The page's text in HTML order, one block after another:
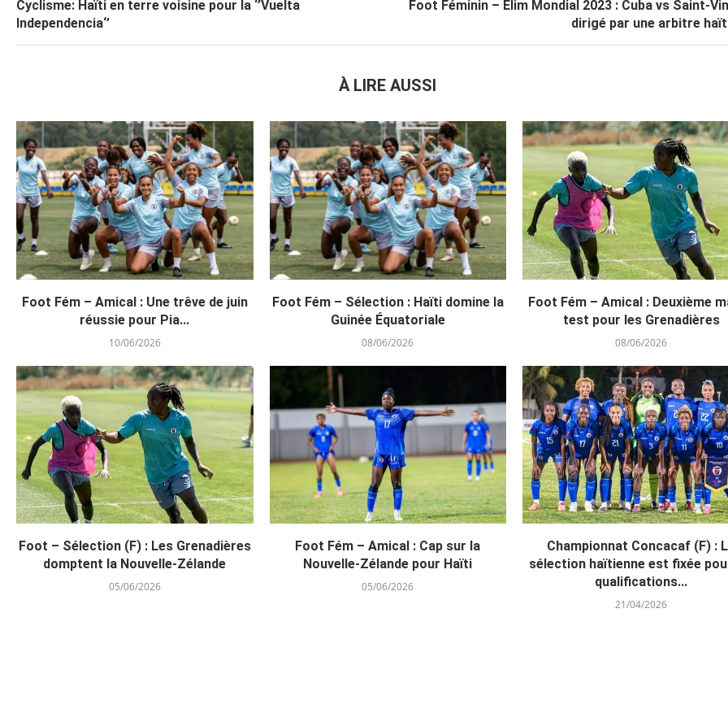
Cyclisme: Haïti en terre voisine pour la ‘’Vuelta
Independencia‘’
Foot Féminin – Elim Mondial 2023 : Cuba vs Saint-
dirigé par une arbitre
À LIRE AUSSI
Foot Fém – Amical : Une trêve de juin
réussie pour Pia...
10/06/2026
Foot Fém – Sélection : Haïti domine la
Guinée Équatoriale
08/06/2026
Foot Fém – Amical : Deuxième
test pour les Grenadières
08/06/2026
Foot – Sélection (F) : Les Grenadières
domptent la Nouvelle-Zélande
05/06/2026
Foot Fém – Amical : Cap sur la
Nouvelle-Zélande pour Haïti
05/06/2026
Championnat Concacaf (F) :
sélection haïtienne est fixée
qualifications...
21/04/2026